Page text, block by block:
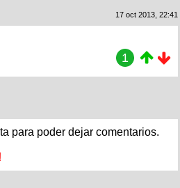
17 oct 2013, 22:41
1
para poder dejar comentarios.